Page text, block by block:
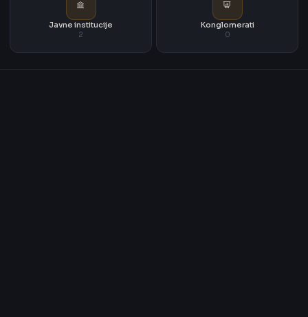
Javne institucije
2
Konglomerati
0